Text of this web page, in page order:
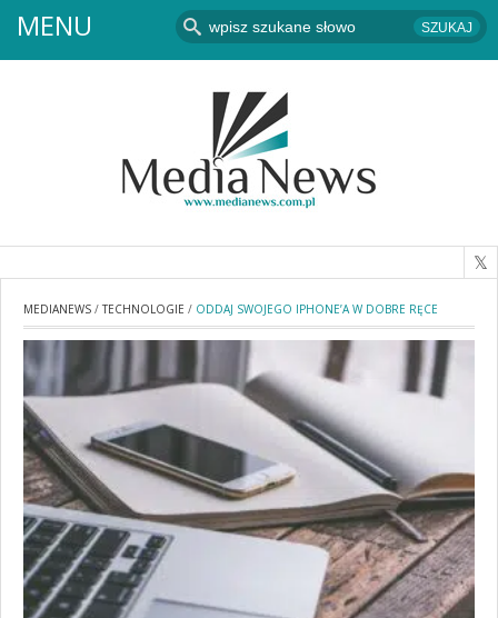
MENU
MEDIANEWS /TECHNOLOGIE / ODDAJ SWOJEGO IPHONE’A W DOBRE RĘCE